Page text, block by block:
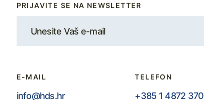
PRIJAVITE SE NA NEWSLETTER
E-MAIL
info@hds.hr
TELEFON
+385 1 4872 370